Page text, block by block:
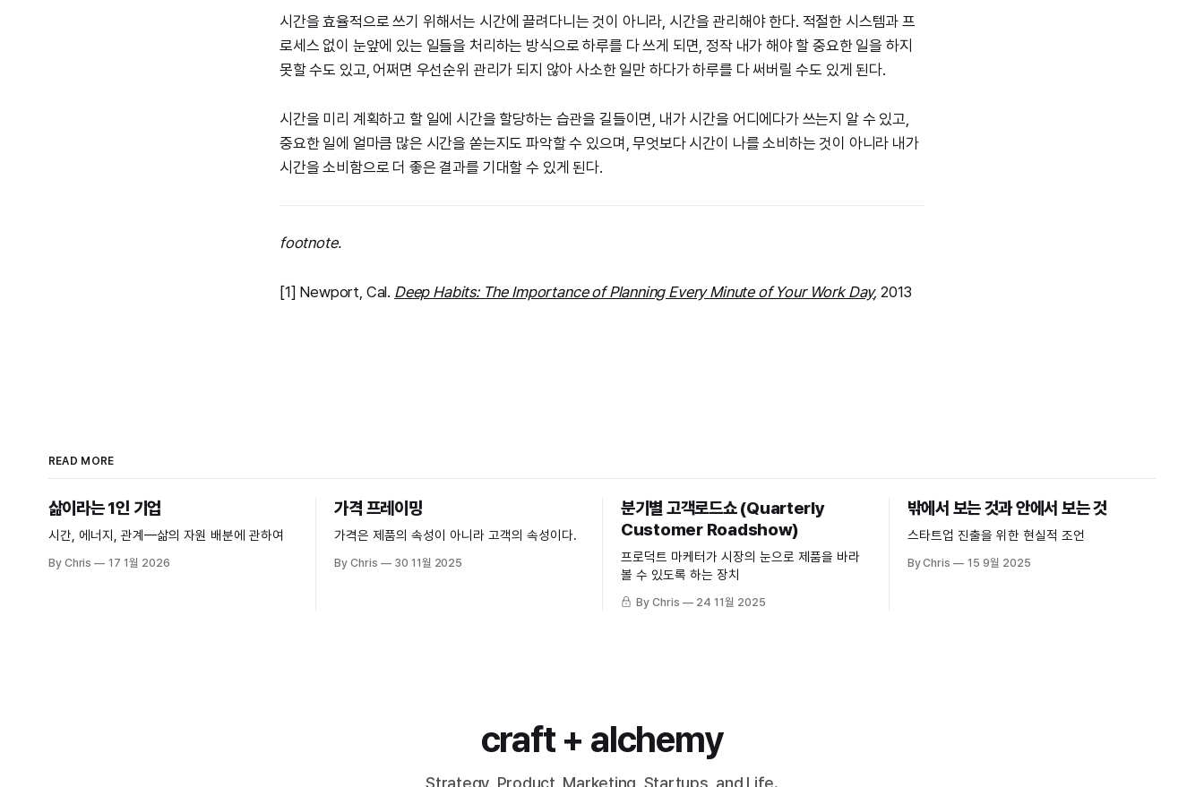
시간을 효율적으로 쓰기 위해서는 시간에 끌려다니는 것이 아니라, 시간을 관리해야 한다. 적절한 시스템과 프
로세스 없이 눈앞에 있는 일들을 처리하는 방식으로 하루를 다 쓰게 되면, 정작 내가 해야 할 중요한 일을 하지
못할 수도 있고, 어쩌면 우선순위 관리가 되지 않아 사소한 일만 하다가 하루를 다 써버릴 수도 있게 된다.
시간을 미리 계획하고 할 일에 시간을 할당하는 습관을 길들이면, 내가 시간을 어디에다가 쓰는지 알 수 있고,
중요한 일에 얼마큼 많은 시간을 쏟는지도 파악할 수 있으며, 무엇보다 시간이 나를 소비하는 것이 아니라 내가
시간을 소비함으로 더 좋은 결과를 기대할 수 있게 된다.
footnote.
[1] Newport, Cal. Deep Habits: The Importance of Planning Every Minute of Your Work Day, 2013
READ MORE
삶이라는 1인 기업
시간, 에너지, 관계—삶의 자원 배분에 관하여
By Chris 17 1월 2026
가격 프레이밍
가격은 제품의 속성이 아니라 고객의 속성이다.
By Chris 30 11월 2025
분기별 고객로드쇼 (Quarterly
Customer Roadshow)
프로덕트 마케터가 시장의 눈으로 제품을 바라
볼 수 있도록 하는 장치
By Chris 24 11월 2025
밖에서 보는 것과 안에서 보는 것
스타트업 진출을 위한 현실적 조언
By Chris 15 9월 2025
craft + alchemy
Strategy, Product, Marketing, Startups, and Life.